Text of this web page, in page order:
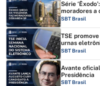
Série
moradores a
SBT Brasil
TSE
urnas
SBT Brasil
Avante
Presidência
SBT Brasil